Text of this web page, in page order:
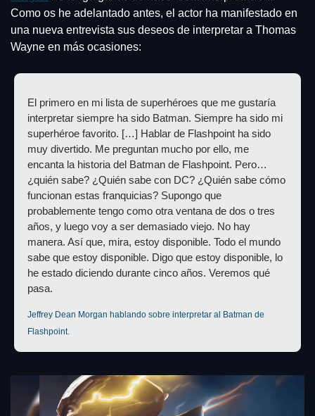
Como os he adelantado antes, el actor ha manifestado en
una nueva entrevista sus deseos de interpretar a Thomas
Wayne en más ocasiones:
El primero en mi lista de superhéroes que me gustaría
interpretar siempre ha sido Batman. Siempre ha sido mi
superhéroe favorito. […] Hablar de Flashpoint ha sido
muy divertido. Me preguntan mucho por ello, me
encanta la historia del Batman de Flashpoint. Pero…
¿quién sabe? ¿Quién sabe con DC? ¿Quién sabe cómo
funcionan estas franquicias? Supongo que
probablemente tengo como otra ventana de dos o tres
años, y luego voy a ser demasiado viejo. No hay
manera. Así que, mira, estoy disponible. Todo el mundo
sabe que estoy disponible. Digo que estoy disponible, lo
he estado diciendo durante cinco años. Veremos qué
pasa.
Jeffrey Dean Morgan hablando sobre interpretar al Batman de
Flashpoint.